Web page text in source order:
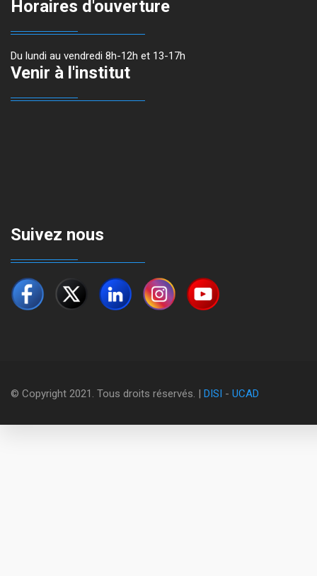
Horaires d'ouverture
Du lundi au vendredi 8h-12h et 13-17h
Venir à l'institut
Suivez nous
© Copyright 2021. Tous droits réservés. | DISI - UCAD